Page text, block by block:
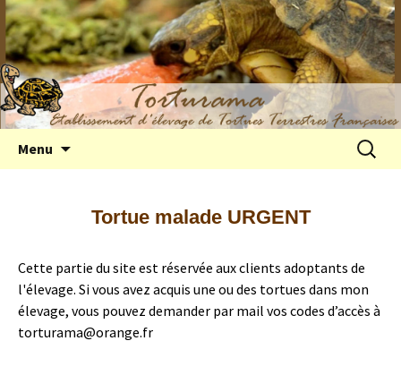
Elevage de tortues terrestres françaises
Hermann
Menu
Tortue malade URGENT
Cette partie du site est réservée aux clients adoptants de
l'élevage. Si vous avez acquis une ou des tortues dans mon
élevage, vous pouvez demander par mail vos codes d’accès à
torturama@orange.fr